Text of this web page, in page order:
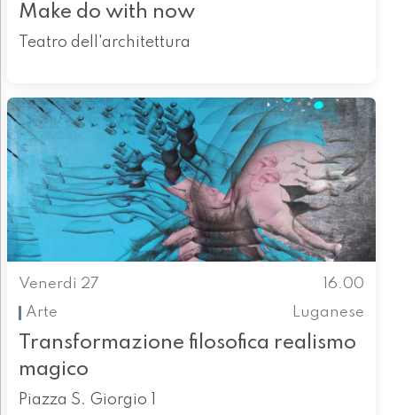
Make do with now
Teatro dell'architettura
Venerdì 27
16.00
Arte
Luganese
Transformazione filosofica realismo
magico
Piazza S. Giorgio 1